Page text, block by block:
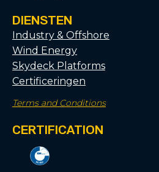
DIENSTEN
Industry & Offshore
Wind Energy
Skydeck Platforms
Certificeringen
Terms and Conditions
CERTIFICATION